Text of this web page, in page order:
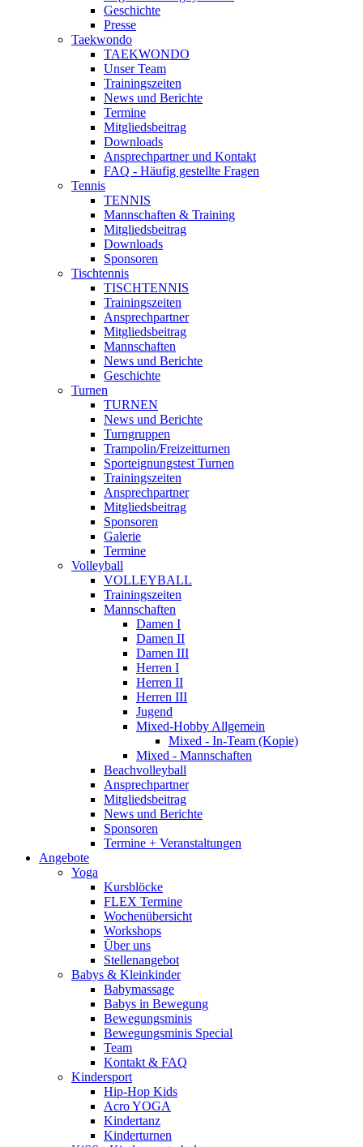
Geschichte
Presse
Taekwondo
TAEKWONDO
Unser Team
Trainingszeiten
News und Berichte
Termine
Mitgliedsbeitrag
Downloads
Ansprechpartner und Kontakt
FAQ - Häufig gestellte Fragen
Tennis
TENNIS
Mannschaften & Training
Mitgliedsbeitrag
Downloads
Sponsoren
Tischtennis
TISCHTENNIS
Trainingszeiten
Ansprechpartner
Mitgliedsbeitrag
Mannschaften
News und Berichte
Geschichte
Turnen
TURNEN
News und Berichte
Turngruppen
Trampolin/Freizeitturnen
Sporteignungstest Turnen
Trainingszeiten
Ansprechpartner
Mitgliedsbeitrag
Sponsoren
Galerie
Termine
Volleyball
VOLLEYBALL
Trainingszeiten
Mannschaften
Damen I
Damen II
Damen III
Herren I
Herren II
Herren III
Jugend
Mixed-Hobby Allgemein
Mixed - In-Team (Kopie)
Mixed - Mannschaften
Beachvolleyball
Ansprechpartner
Mitgliedsbeitrag
News und Berichte
Sponsoren
Termine + Veranstaltungen
Angebote
Yoga
Kursblöcke
FLEX Termine
Wochenübersicht
Workshops
Über uns
Stellenangebot
Babys & Kleinkinder
Babymassage
Babys in Bewegung
Bewegungsminis
Bewegungsminis Special
Team
Kontakt & FAQ
Kindersport
Hip-Hop Kids
Acro YOGA
Kindertanz
Kinderturnen